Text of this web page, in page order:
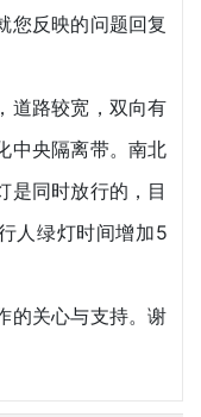
反映的问题回复
路较宽，双向有
中央隔离带。南北
是同时放行的，目
人绿灯时间增加5
关心与支持。谢